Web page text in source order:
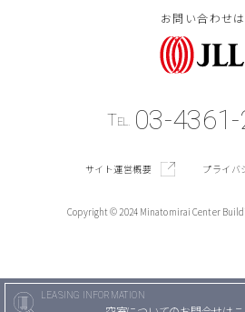
LEASING INFORMATION
お問い合わせは
TEL. 03-
サイト運営概要 プライバ
Copyright © 2024 Minatomirai Center